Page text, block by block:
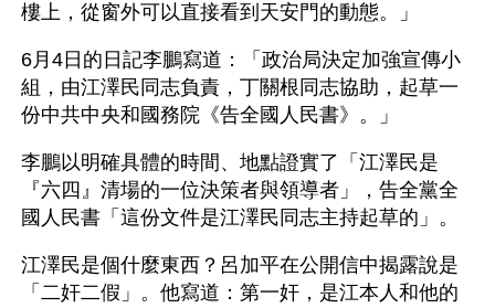
樓上，從窗外可以直接看到天安門的動態。」
6月4日的日記李鵬寫道：「政治局決定加強宣傳小
組，由江澤民同志負責，丁關根同志協助，起草一
份中共中央和國務院《告全國人民書》。」
李鵬以明確具體的時間、地點證實了「江澤民是
『六四』清場的一位決策者與領導者」，告全黨全
國人民書「這份文件是江澤民同志主持起草的」。
江澤民是個什麼東西？呂加平在公開信中揭露說是
「二奸二假」。他寫道：第一奸，是江本人和他的